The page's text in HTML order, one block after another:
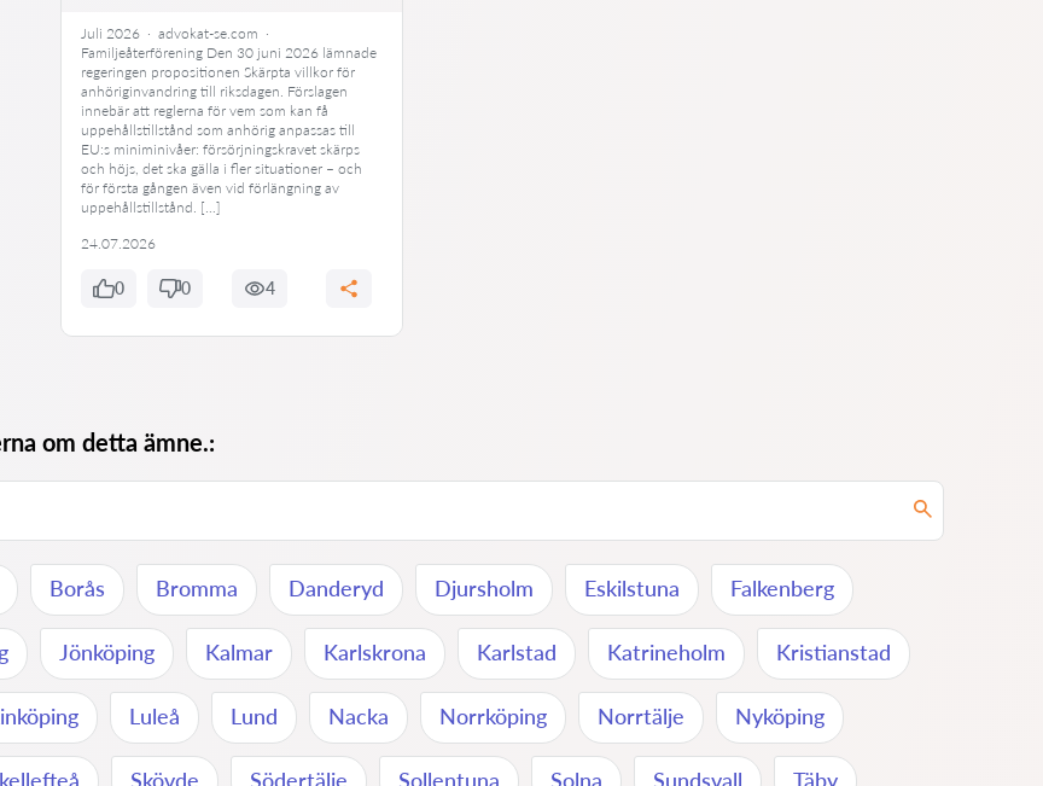
Juli 2026 · advokat-se.com ·
Familjeåterförening Den 30 juni 2026 lämnade
regeringen propositionen Skärpta villkor för
anhöriginvandring till riksdagen. Förslagen
innebär att reglerna för vem som kan få
uppehållstillstånd som anhörig anpassas till
EU:s miniminivåer: försörjningskravet skärps
och höjs, det ska gälla i fler situationer – och
för första gången även vid förlängning av
uppehållstillstånd. […]
24.07.2026
0 0 4
om detta ämne.:
Borås Bromma Danderyd Djursholm Eskilstuna Falkenberg
Jönköping Kalmar Karlskrona Karlstad Katrineholm Kristianstad
Luleå Lund Nacka Norrköping Norrtälje Nyköping
Skövde Södertälje Sollentuna Solna Sundsvall Täby